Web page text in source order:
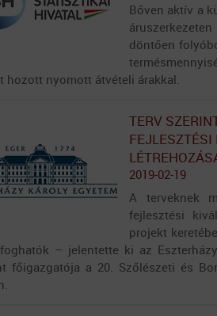
Bőven aktív a
döntően
hozott nyomott átvételi árakkal.
TERV
2019-02-19
A terveknek
fejlesztési
projekt
– jelentette ki az
főigazgatója a 20. Szőlészeti és